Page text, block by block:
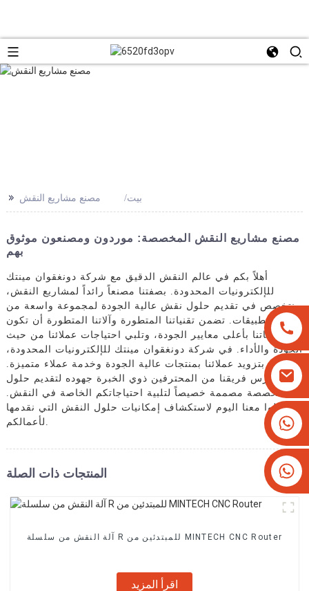
>> بيت مصنع مشاريع النقش
مصنع مشاريع النقش المخصصة: موردون ومصنعون موثوق
بهم
أهلاً بكم في عالم النقش الدقيق مع شركة دونغقوان مينتك
للإلكترونيات المحدودة. بصفتنا مصنعاً رائداً لمشاريع النقش،
نتخصص في تقديم حلول نقش عالية الجودة لمجموعة واسعة من
التطبيقات. تضمن تقنياتنا المتطورة وآلاتنا المتطورة أن تكون
منتجاتنا بأعلى معايير الجودة، وتلبي احتياجات عملائنا من حيث
الجودة والأداء. في شركة دونغقوان مينتك للإلكترونيات المحدودة،
نلتزم بتزويد عملائنا بمنتجات عالية الجودة وخدمة عملاء متميزة.
يكرس فريقنا من المحترفين ذوي الخبرة جهوده لتقديم حلول
مخصصة مصممة خصيصاً لتلبية احتياجاتكم الخاصة في النقش.
تواصلوا معنا اليوم لاستكشاف إمكانيات حلول النقش التي نقدمها
المنتجات ذات الصلة
آلة النقش من سلسلة R للمبتدئين من MINTECH CNC Router
اقرأ المزيد